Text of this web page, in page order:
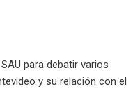
para debatir varios
y su relación con el